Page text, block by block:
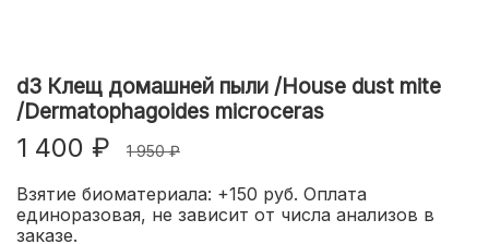
d3 Клещ домашней пыли /House dust mite
/Dermatophagoides microceras
1 400 ₽ 1 950 ₽
Взятие биоматериала: +150 руб. Оплата
единоразовая, не зависит от числа анализов в
заказе.